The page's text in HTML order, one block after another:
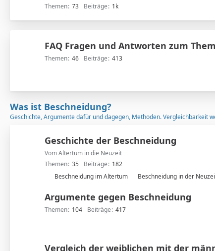
Themen 73 Beiträge 1k
FAQ Fragen und Antworten zum
Themen 46 Beiträge 413
Was ist Beschneidung?
Geschichte, Argumente dafür und dagegen, Methoden. Vergleichbarkeit
Geschichte der Beschneidung
Vom Altertum in die Neuzeit
Themen 35 Beiträge 182
t
e
Beschneidung im Altertum Beschneidung in der
Argumente gegen Beschneidung
Themen 104 Beiträge 417
Vergleich der weiblichen mit der